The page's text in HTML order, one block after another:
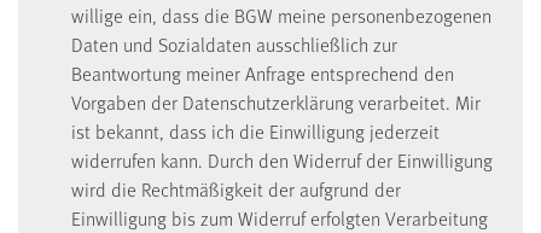
willige ein, dass die BGW meine personenbezogenen
Daten und Sozialdaten ausschließlich zur
Beantwortung meiner Anfrage entsprechend den
Vorgaben der Datenschutzerklärung verarbeitet. Mir
ist bekannt, dass ich die Einwilligung jederzeit
widerrufen kann. Durch den Widerruf der Einwilligung
wird die Rechtmäßigkeit der aufgrund der
Einwilligung bis zum Widerruf erfolgten Verarbeitung